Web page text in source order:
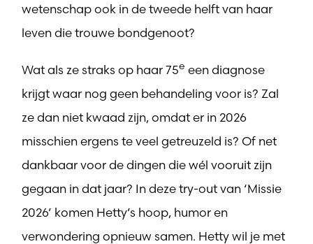
wetenschap ook in de tweede helft van haar
leven die trouwe bondgenoot?
Wat als ze straks op haar 75e een diagnose
krijgt waar nog geen behandeling voor is? Zal
ze dan niet kwaad zijn, omdat er in 2026
misschien ergens te veel getreuzeld is? Of net
dankbaar voor de dingen die wél vooruit zijn
gegaan in dat jaar? In deze try-out van ‘Missie
2026’ komen Hetty’s hoop, humor en
verwondering opnieuw samen. Hetty wil je met